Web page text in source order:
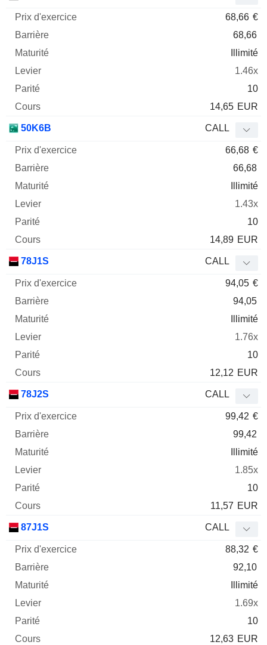
68,66 €
68,66
Illimité
1.46x
10
14,65 EUR
50K6B CALL
66,68 €
66,68
Illimité
1.43x
10
14,89 EUR
78J1S CALL
94,05 €
94,05
Illimité
1.76x
10
12,12 EUR
78J2S CALL
99,42 €
99,42
Illimité
1.85x
10
11,57 EUR
87J1S CALL
88,32 €
92,10
Illimité
1.69x
10
12,63 EUR